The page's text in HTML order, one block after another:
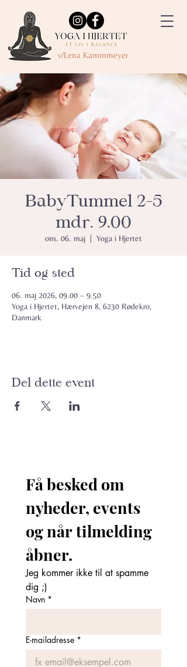
v/Lena Kammmeyer
BabyTummel 2-5
mdr. 9.00
ons. 06. maj Yoga i Hjertet
Tid og sted
06. maj 2026, 09.00 – 9.50
Yoga i Hjertet, Hærvejen 8, 6230 Rødekro,
Danmark
Del dette event
Få besked om
nyheder, events
og når tilmelding
Jeg kommer ikke til at spamme
dig ;)
Navn *
E-mailadresse *